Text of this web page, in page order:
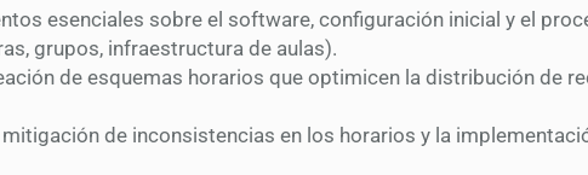
esenciales sobre el software, configuración inicial y el
grupos, infraestructura de aulas).
de esquemas horarios que optimicen la distribución de
de inconsistencias en los horarios y la